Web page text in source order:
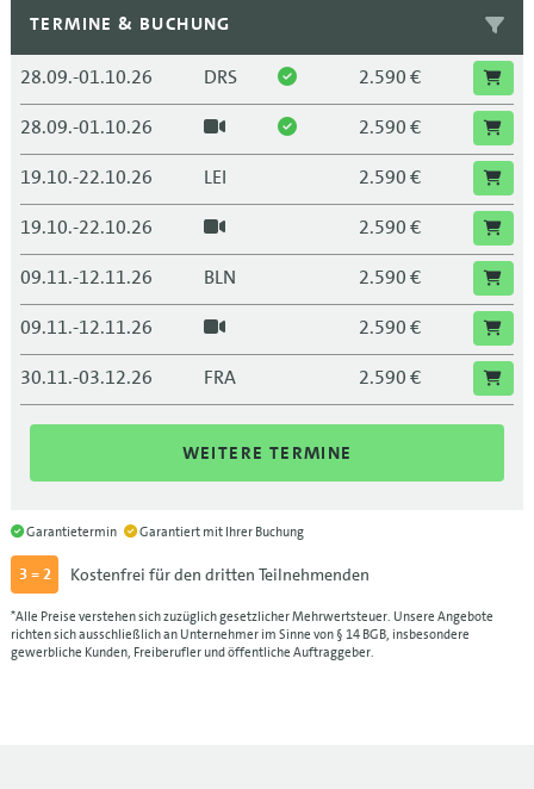
TERMINE & BUCHUNG
28.09.-01.10.26 DRS
2.590 €
28.09.-01.10.26
2.590 €
19.10.-22.10.26
LEI
2.590 €
19.10.-22.10.26
2.590 €
09.11.-12.11.26
BLN
2.590 €
09.11.-12.11.26
2.590 €
30.11.-03.12.26
FRA
2.590 €
30.11.-03.12.26
2.590 €
WEITERE TERMINE
Garantietermin Garantiert mit Ihrer Buchung
3 = 2 Kostenfrei für den dritten Teilnehmenden
*Alle Preise verstehen sich zuzüglich gesetzlicher Mehrwertsteuer. Unsere Angebote
richten sich ausschließlich an Unternehmer im Sinne von § 14 BGB, insbesondere
gewerbliche Kunden, Freiberufler und öffentliche Auftraggeber.